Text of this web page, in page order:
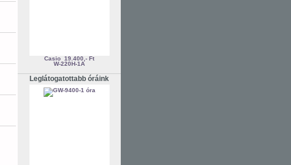
Casio 19.400,- Ft
W-220H-1A
Leglátogatottabb óráink